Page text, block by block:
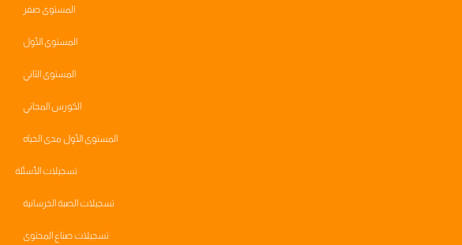
المستوى صفر
المستوى الأول
المستوى الثاني
الكورس المجاني
المستوى الأول مدى الحياه
تسجيلات الأسئلة
تسجيلات الصبة الخرسانية
تسجيلات صناع المحتوى